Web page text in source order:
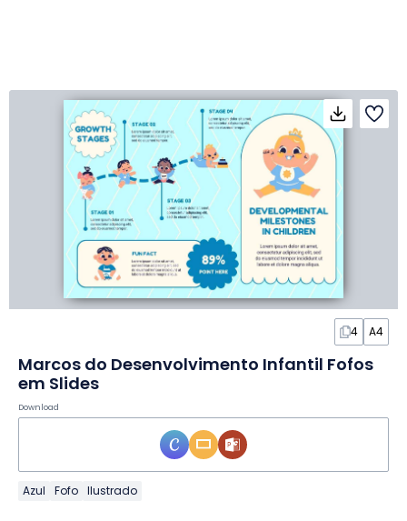
4 A4
Marcos do Desenvolvimento Infantil Fofos
em Slides
Download
Azul Fofo Ilustrado